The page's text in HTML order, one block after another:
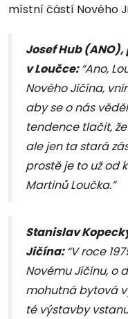
místní částí Nového
Josef Hub
v Loučce:“Ano,
Nového Jičína,
aby se o nás
tendence tlačit,
ale jen ta stará
prostě je to už od
Martinů Loučka.”
Stanislav
Jičína:“V roce
Novému Jičínu, o
mohutná bytová
té výstavby